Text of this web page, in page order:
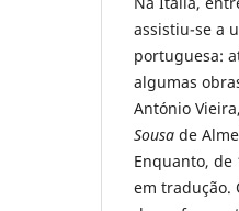
assistiu-se a
portuguesa:
algumas
António
Sousa de
Enquanto, de
em tradução.